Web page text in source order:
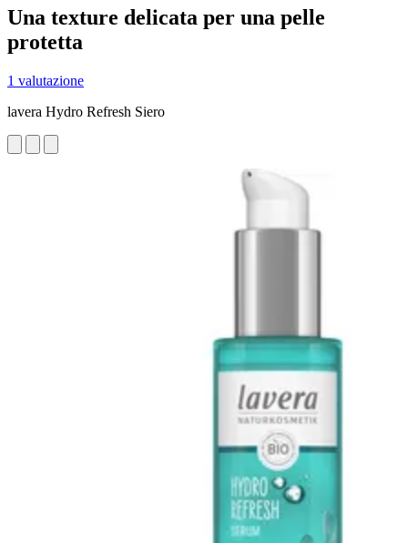
Una texture delicata per una pelle
protetta
1 valutazione
lavera Hydro Refresh Siero